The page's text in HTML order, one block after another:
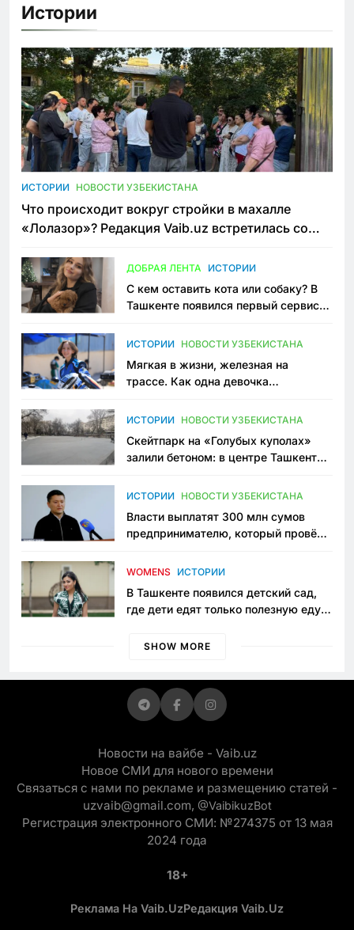
Истории
ИСТОРИИ НОВОСТИ УЗБЕКИСТАНА
Что происходит вокруг стройки в махалле
«Лолазор»? Редакция Vaib.uz встретилась со
ДОБРАЯ ЛЕНТА ИСТОРИИ
С кем оставить кота или собаку? В
Ташкенте появился первый сервис
ИСТОРИИ НОВОСТИ УЗБЕКИСТАНА
Мягкая в жизни, железная на
трассе. Как одна девочка
Узбекистане
ИСТОРИИ НОВОСТИ УЗБЕКИСТАНА
Скейтпарк на «Голубых куполах»
залили бетоном: в центре Ташкента
пространство
ИСТОРИИ НОВОСТИ УЗБЕКИСТАНА
Власти выплатят 300 млн сумов
предпринимателю, который провёл
приговору
WOMENS ИСТОРИИ
В Ташкенте появился детский сад,
где дети едят только полезную еду.
просить «кашу без сахара»
SHOW MORE
Новости на вайбе - Vaib.uz
Новое СМИ для нового времени
Связаться с нами по рекламе и размещению статей -
uzvaib@gmail.com, @VaibikuzBot
Регистрация электронного СМИ: №274375 от 13 мая
2024 года
18+
Реклама На Vaib.uzРедакция Vaib.uz